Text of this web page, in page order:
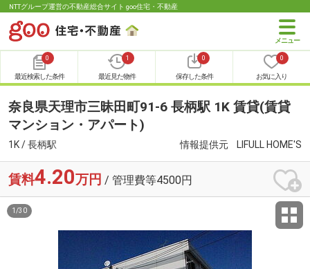
NTTグループ運営の不動産総合サイト goo住宅・不動産
0
最近検索した条件
1
最近見た物件
0
保存した条件
0
お気に入り
奈良県天理市三昧田町91-6 長柄駅 1K 賃貸(賃貸
マンション・アパート)
1K / 長柄駅 情報提供元 LIFULL HOME'S
賃料4.20万円 / 管理費等4500円
1 /30